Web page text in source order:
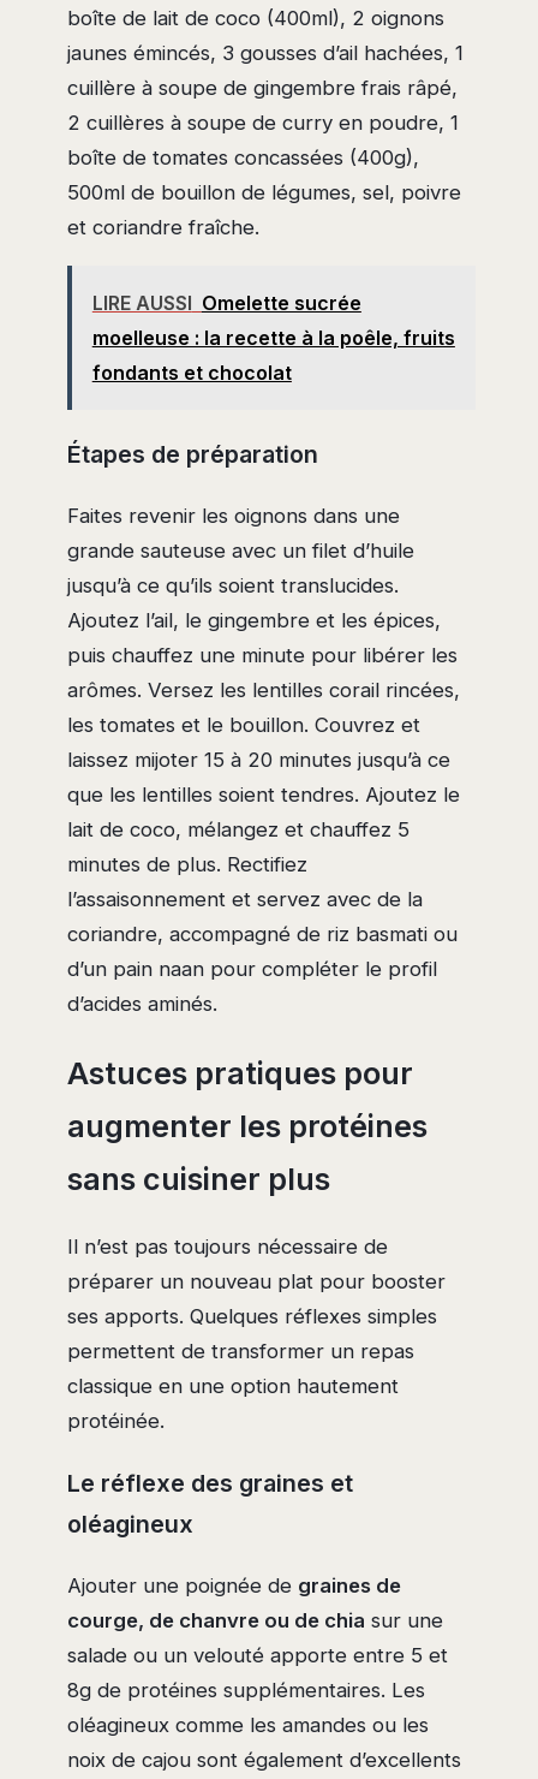
boîte de lait de coco (400ml), 2 oignons
jaunes émincés, 3 gousses d’ail hachées, 1
cuillère à soupe de gingembre frais râpé,
2 cuillères à soupe de curry en poudre, 1
boîte de tomates concassées (400g),
500ml de bouillon de légumes, sel, poivre
et coriandre fraîche.
LIRE AUSSI Omelette sucrée
moelleuse : la recette à la poêle, fruits
fondants et chocolat
Étapes de préparation
Faites revenir les oignons dans une
grande sauteuse avec un filet d’huile
jusqu’à ce qu’ils soient translucides.
Ajoutez l’ail, le gingembre et les épices,
puis chauffez une minute pour libérer les
arômes. Versez les lentilles corail rincées,
les tomates et le bouillon. Couvrez et
laissez mijoter 15 à 20 minutes jusqu’à ce
que les lentilles soient tendres. Ajoutez le
lait de coco, mélangez et chauffez 5
minutes de plus. Rectifiez
l’assaisonnement et servez avec de la
coriandre, accompagné de riz basmati ou
d’un pain naan pour compléter le profil
d’acides aminés.
Astuces pratiques pour
augmenter les protéines
sans cuisiner plus
Il n’est pas toujours nécessaire de
préparer un nouveau plat pour booster
ses apports. Quelques réflexes simples
permettent de transformer un repas
classique en une option hautement
protéinée.
Le réflexe des graines et
oléagineux
Ajouter une poignée de graines de
courge, de chanvre ou de chia sur une
salade ou un velouté apporte entre 5 et
8g de protéines supplémentaires. Les
oléagineux comme les amandes ou les
noix de cajou sont également d’excellents